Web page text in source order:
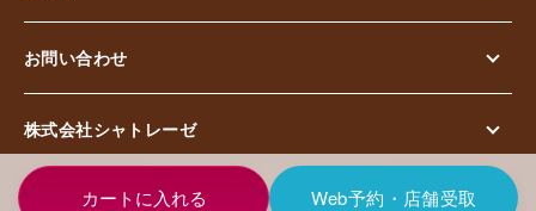
お問い合わせ
株式会社シャトレーゼ
© Chateraise Co.,Ltd. All Rights Reserved.Web予約・店舗受取